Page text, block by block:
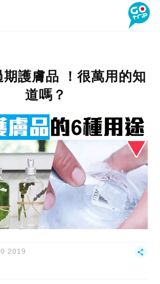
期護膚品 ！很萬用的知
道嗎？
2019